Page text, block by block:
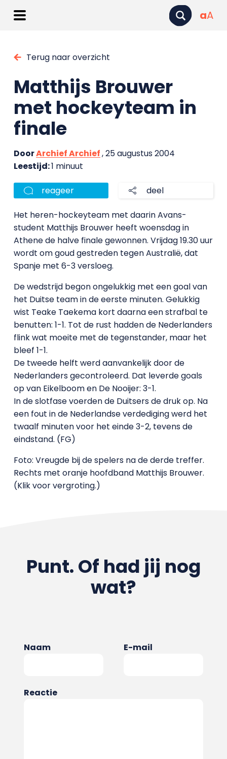
aA
Terug naar overzicht
Matthijs Brouwer
met hockeyteam in
finale
DoorArchief Archief, 25 augustus 2004
Leestijd:1 minuut
reageer deel
Het heren-hockeyteam met daarin Avans-
student Matthijs Brouwer heeft woensdag in
Athene de halve finale gewonnen. Vrijdag 19.30 uur
wordt om goud gestreden tegen Australië, dat
Spanje met 6-3 versloeg.
De wedstrijd begon ongelukkig met een goal van
het Duitse team in de eerste minuten. Gelukkig
wist Teake Taekema kort daarna een strafbal te
benutten: 1-1. Tot de rust hadden de Nederlanders
flink wat moeite met de tegenstander, maar het
bleef 1-1.
De tweede helft werd aanvankelijk door de
Nederlanders gecontroleerd. Dat leverde goals
op van Eikelboom en De Nooijer: 3-1.
In de slotfase voerden de Duitsers de druk op. Na
een fout in de Nederlandse verdediging werd het
twaalf minuten voor het einde 3-2, tevens de
eindstand. (FG)
Foto: Vreugde bij de spelers na de derde treffer.
Rechts met oranje hoofdband Matthijs Brouwer.
(Klik voor vergroting.)
Punt. Of had jij nog
wat?
Naam E-mail
Reactie